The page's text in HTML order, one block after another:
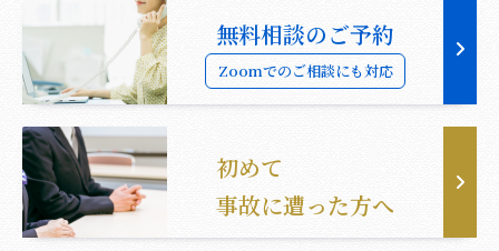
無料相談のご予約
Zoomでのご相談にも対応
初めて
事故に遭った方へ